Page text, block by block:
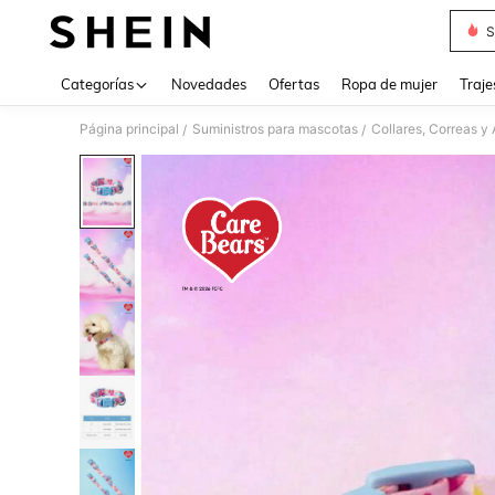
Categorías Novedades Ofertas Ropa de mujer
Página principal / Suministros para mascotas / Collares, Correas y